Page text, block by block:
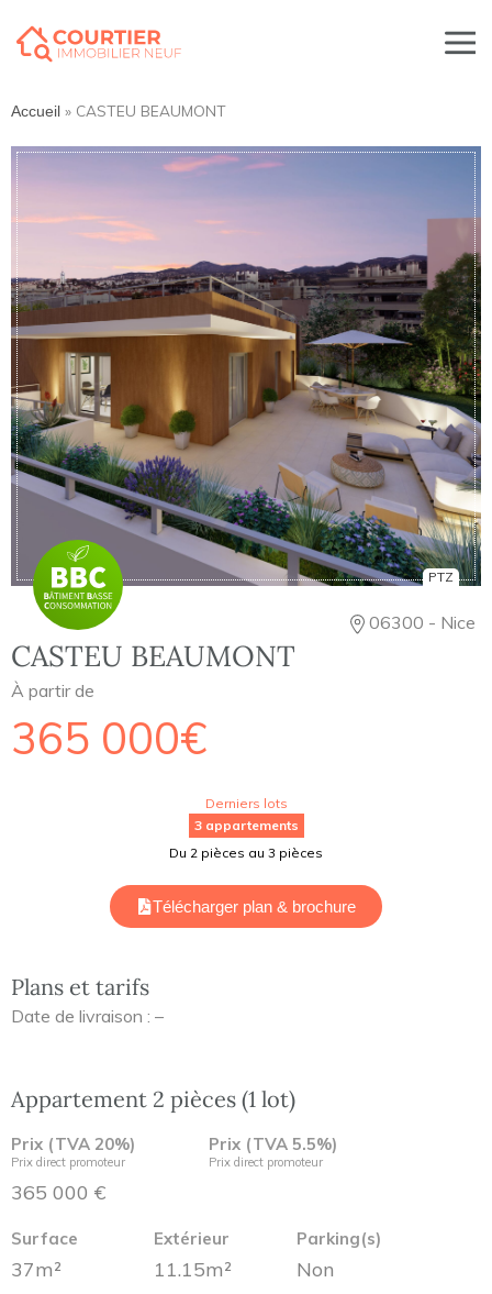
Accueil » CASTEU BEAUMONT
PTZ
06300 - Nice
CASTEU BEAUMONT
À partir de
365 000€
Derniers lots
3 appartements
Du 2 pièces au 3 pièces
Télécharger plan & brochure
Plans et tarifs
Date de livraison : –
Appartement 2 pièces (1 lot)
Prix (TVA 20%)
Prix direct promoteur
365 000 €
Prix (TVA 5.5%)
Prix direct promoteur
Surface
37m²
Extérieur
11.15m²
Parking(s)
Non